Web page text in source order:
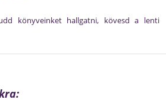
könyveinket hallgatni, kövesd a lenti